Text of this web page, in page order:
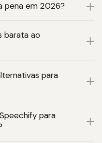
pena em 2026?
barata ao
para
para